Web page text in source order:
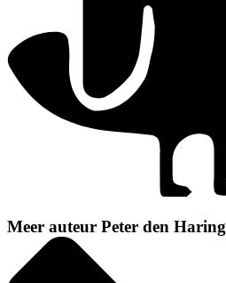
Meer auteur Peter den Haring